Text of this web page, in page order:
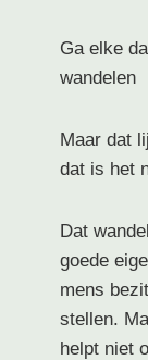
Ga elke
wandelen
Maar dat
dat is het
Dat
goede
mens
stellen.
helpt niet